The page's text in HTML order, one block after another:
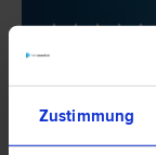
Zustimmung
10 Bewertungen
Rechtsnews